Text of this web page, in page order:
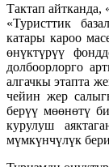
Тактап
«Туристтик
катары кароо
өнүктүрүү
долбоорлорго
алгачкы этапта
чейин жер
берүү мөөнөтү
курулуш
мүмкүнчүлүк